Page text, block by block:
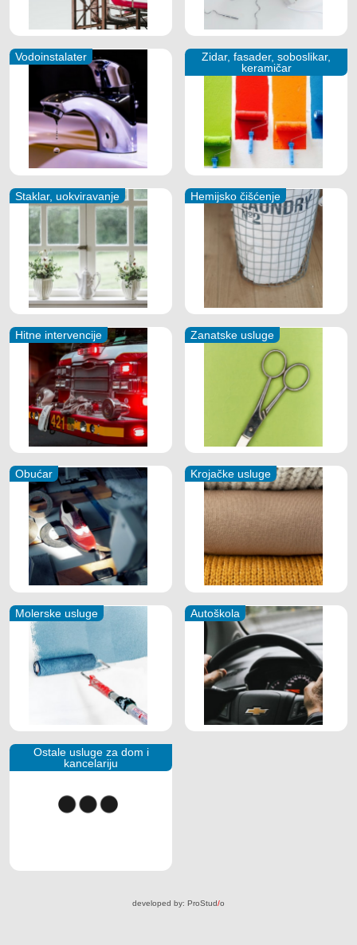
Vodoinstalater
Zidar, fasader, soboslikar,
keramičar
Staklar, uokviravanje Hemijsko čišćenje
Hitne intervencije Zanatske usluge
Obućar Krojačke usluge
Molerske usluge Autoškola
Ostale usluge za dom i
kancelariju
developed by: ProStud/o